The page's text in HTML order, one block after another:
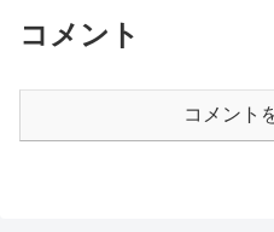
コメント
コメント